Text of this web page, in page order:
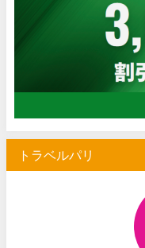
Trip.com) ホテル
Trip.com) 空港送
Trip.com) サマー
楽天トラベル) 海
HIS) 超目玉ツア
HIS) 海外航空券
トラベルパリ